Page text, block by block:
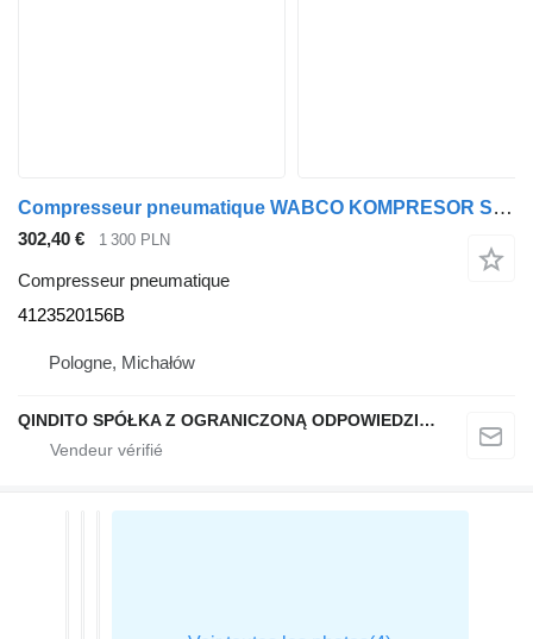
Compresseur pneumatique WABCO KOMPRESOR SPRĘŻARKA POWIETRZA MERCEDES AXOR OM457 4123520156B pour tracteur routier Mercedes-Benz AXOR
302,40 € 1 300 PLN
Compresseur pneumatique
4123520156B
Pologne, Michałów
QINDITO SPÓŁKA Z OGRANICZONĄ ODPOWIEDZIALNOŚCIĄ